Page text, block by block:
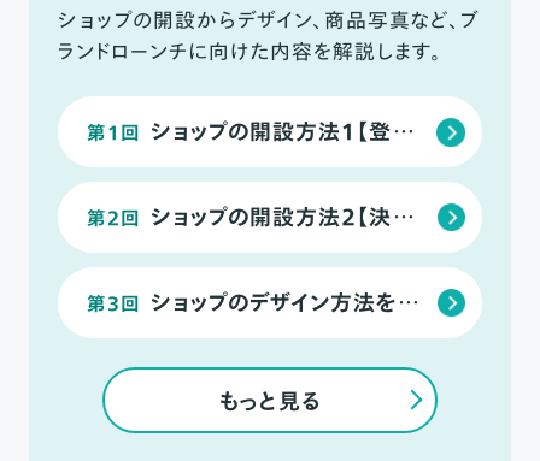
ショップの開設からデザイン、商品写真など、ブ
ランドローンチに向けた内容を解説します。
第1回 ショップの開設方法１【登録〜特商法入力】
第2回 ショップの開設方法２【決済手段の選択】
第3回 ショップのデザイン方法を決めよう
もっと見る